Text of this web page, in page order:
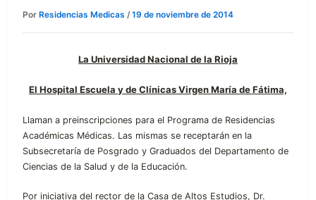
Por Residencias Medicas /19 de noviembre de 2014
La Universidad Nacional de la Rioja
El Hospital Escuela y de Clínicas Virgen María de Fátima,
Llaman a preinscripciones para el Programa de Residencias
Académicas Médicas. Las mismas se receptarán en la
Subsecretaría de Posgrado y Graduados del Departamento de
Ciencias de la Salud y de la Educación.
Por iniciativa del rector de la Casa de Altos Estudios, Dr.